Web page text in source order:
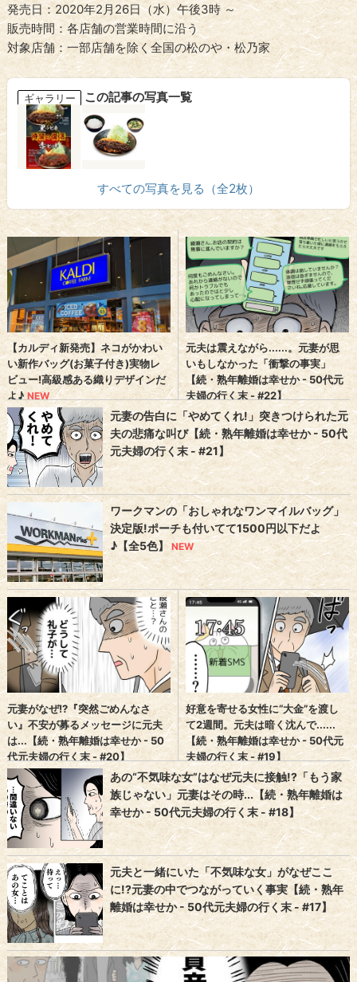
発売日：2020年2月26日（水）午後3時 ～
販売時間：各店舗の営業時間に沿う
対象店舗：一部店舗を除く全国の松のや・松乃家
ギャラリー この記事の写真一覧
すべての写真を見る（全2枚）